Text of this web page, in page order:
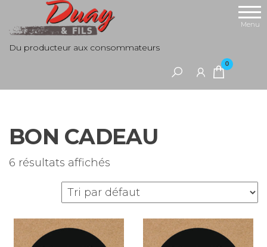
Du producteur aux consommateurs
0
Menu
BON CADEAU
6 résultats affichés